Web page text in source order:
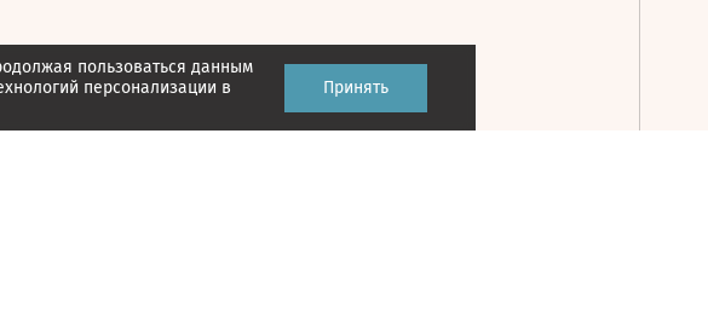
пользоваться данным
персонализации в
Принять